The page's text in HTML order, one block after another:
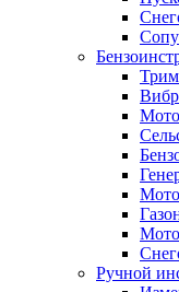
Ручной